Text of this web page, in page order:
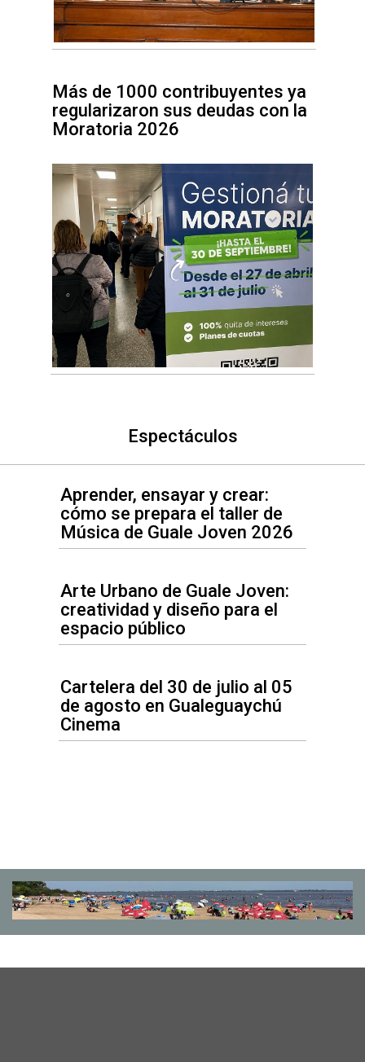
Más de 1000 contribuyentes ya
regularizaron sus deudas con la
Moratoria 2026
Espectáculos
Aprender, ensayar y crear:
cómo se prepara el taller de
Música de Guale Joven 2026
Arte Urbano de Guale Joven:
creatividad y diseño para el
espacio público
Cartelera del 30 de julio al 05
de agosto en Gualeguaychú
Cinema